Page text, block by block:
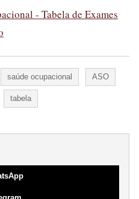
- Tabela de Exames
saúde ocupacional ASO
tabela